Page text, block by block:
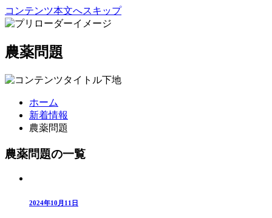
コンテンツ本文へスキップ
農薬問題
ホーム
新着情報
農薬問題
農薬問題の一覧
2024年10月11日